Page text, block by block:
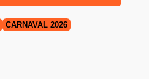
CARNAVAL 2026